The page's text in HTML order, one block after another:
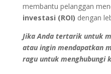
membantu pelanggan
investasi (ROI) dengan
Jika Anda tertarik untuk
atau ingin mendapatkan
ragu untuk menghubungi